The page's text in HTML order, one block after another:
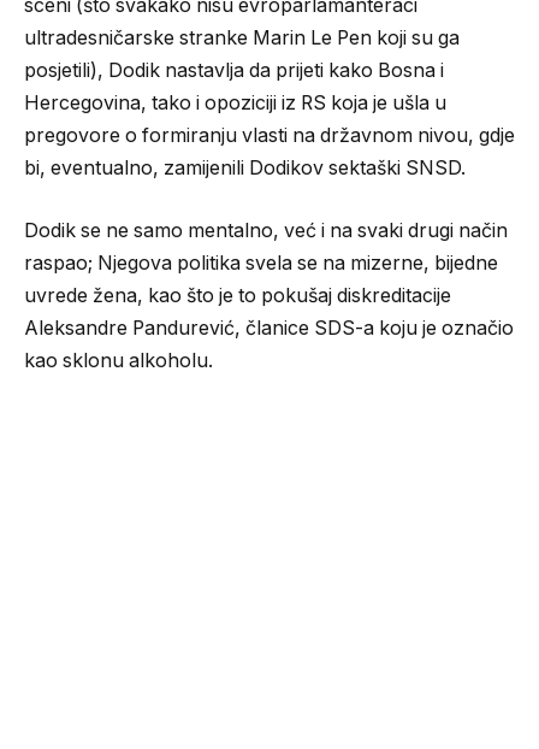
sceni (što svakako nisu evroparlamanteraci
ultradesničarske stranke Marin Le Pen koji su ga
posjetili), Dodik nastavlja da prijeti kako Bosna i
Hercegovina, tako i opoziciji iz RS koja je ušla u
pregovore o formiranju vlasti na državnom nivou, gdje
bi, eventualno, zamijenili Dodikov sektaški SNSD.
Dodik se ne samo mentalno, već i na svaki drugi način
raspao; Njegova politika svela se na mizerne, bijedne
uvrede žena, kao što je to pokušaj diskreditacije
Aleksandre Pandurević, članice SDS-a koju je označio
kao sklonu alkoholu.